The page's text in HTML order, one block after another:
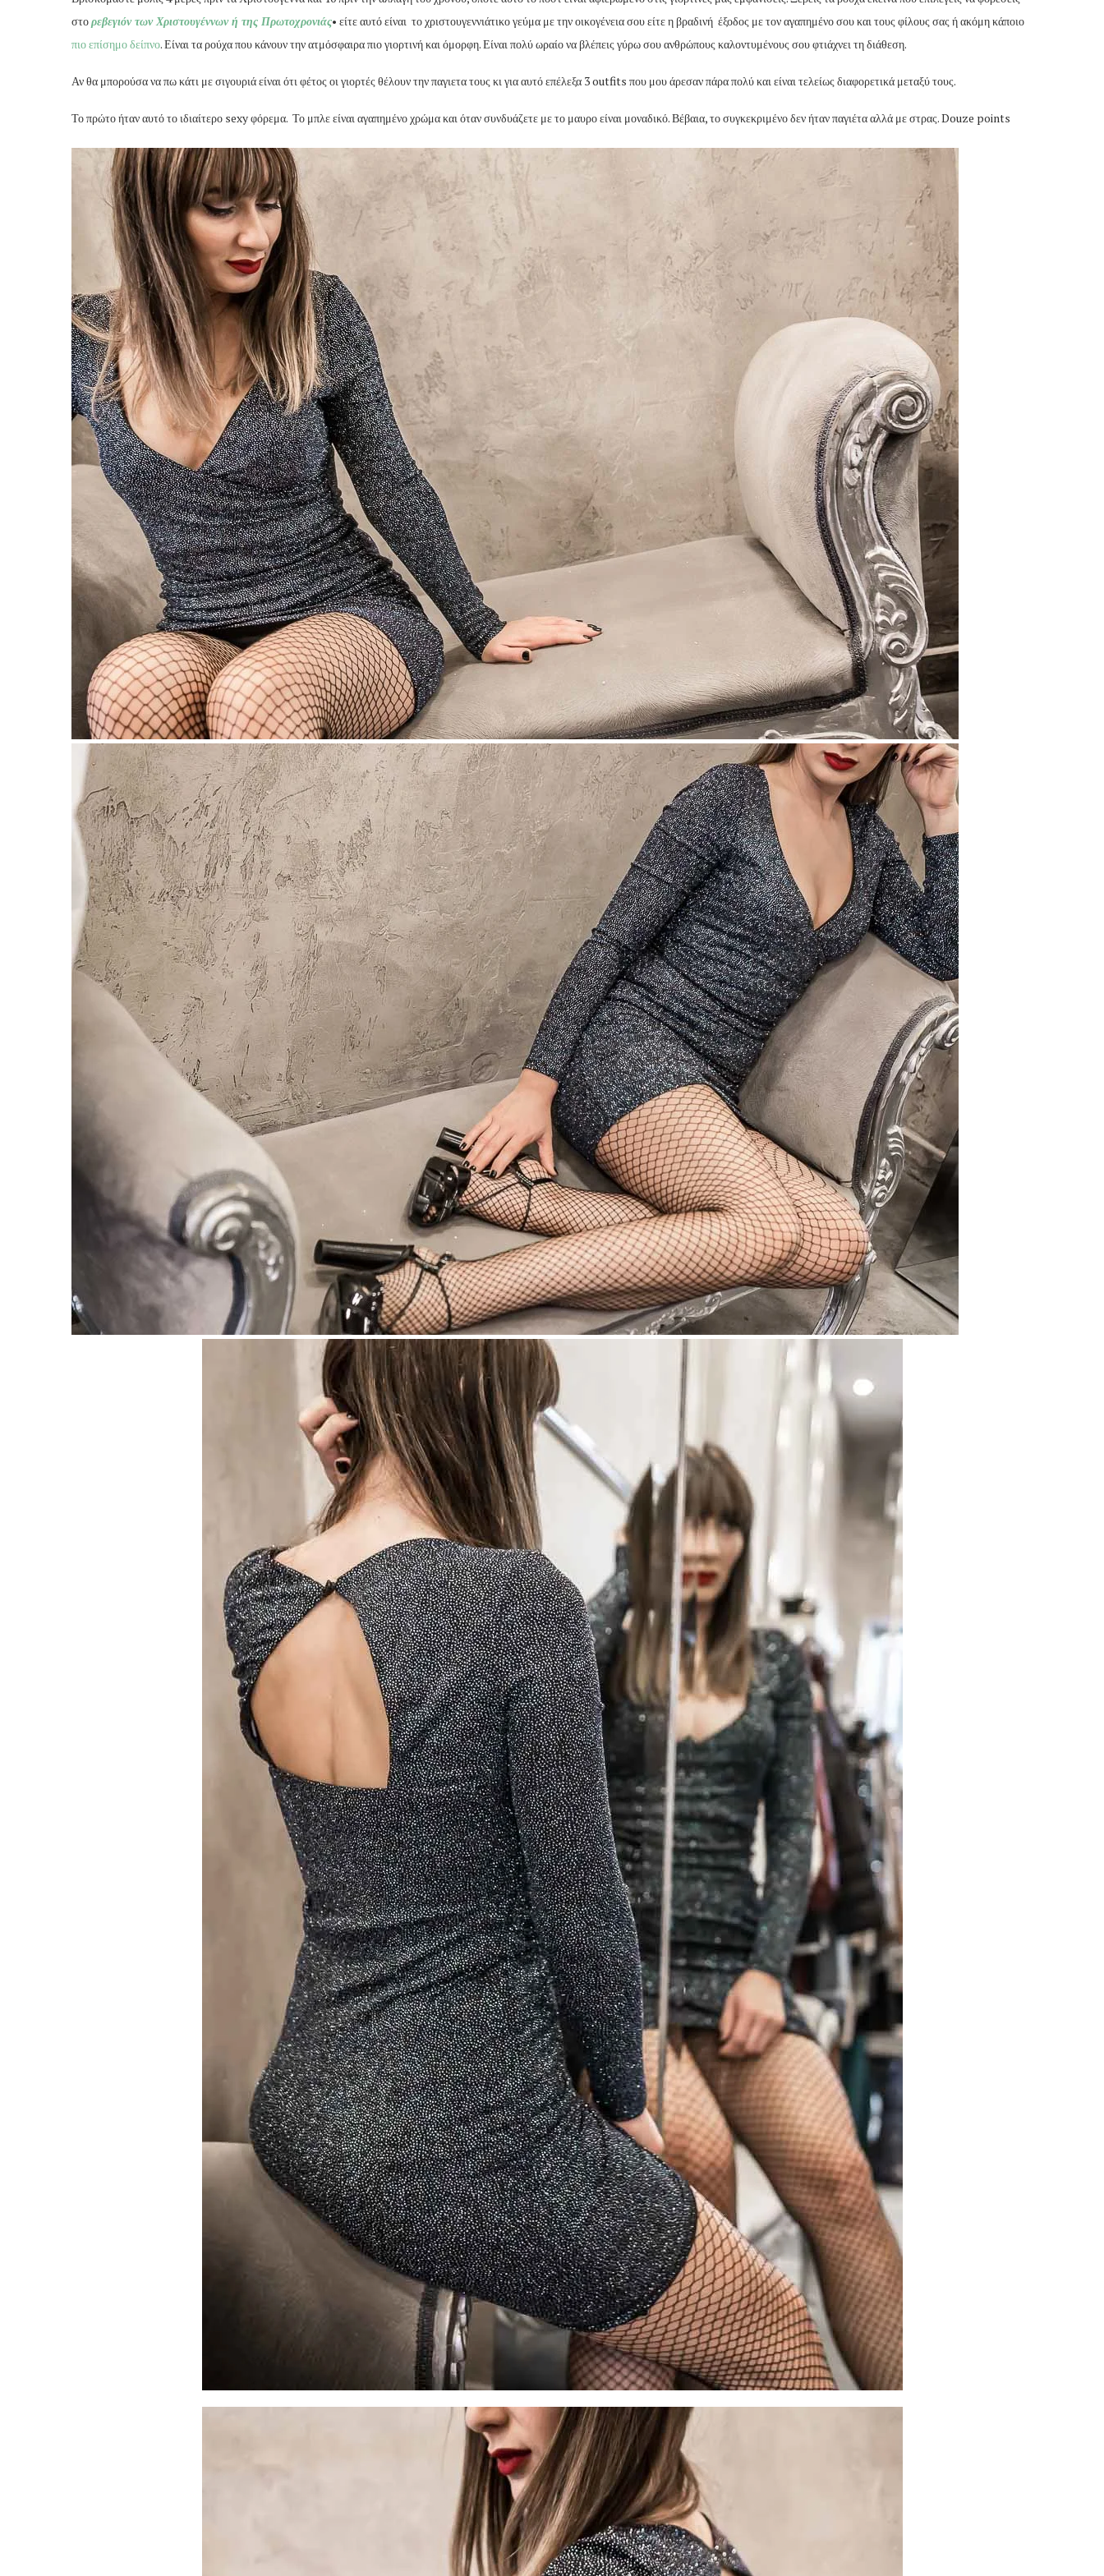
στορεβεγιόν των Χριστουγέννων ή της Πρωτοχρονιάς• είτε αυτό είναι το χριστουγεννιάτικο γεύμα με την οικογένεια σου είτε η βραδινή έξοδος με τον αγαπημένο σου και τους φίλους σας ή ακόμη κάποιο
πιο επίσημο δείπνο. Είναι τα ρούχα που κάνουν την ατμόσφαιρα πιο γιορτινή και όμορφη. Είναι πολύ ωραίο να βλέπεις γύρω σου ανθρώπους καλοντυμένους σου φτιάχνει τη διάθεση.
Αν θα μπορούσα να πω κάτι με σιγουριά είναι ότι φέτος οι γιορτές θέλουν την παγιετα τους κι για αυτό επέλεξα 3 outfits που μου άρεσαν πάρα πολύ και είναι τελείως διαφορετικά μεταξύ τους.
Το πρώτο ήταν αυτό το ιδιαίτερο sexy φόρεμα. Το μπλε είναι αγαπημένο χρώμα και όταν συνδυάζετε με το μαυρο είναι μοναδικό. Βέβαια, το συγκεκριμένο δεν ήταν παγιέτα αλλά με στρας. Douze points